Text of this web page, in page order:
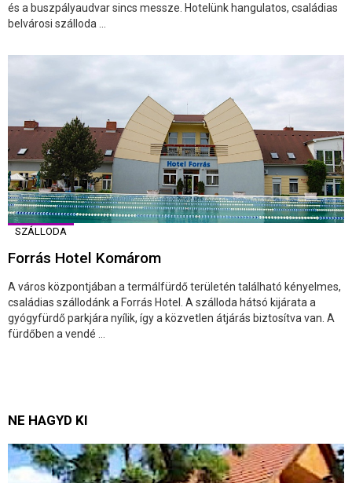
és a buszpályaudvar sincs messze. Hotelünk hangulatos, családias
belvárosi szálloda ...
SZÁLLODA
Forrás Hotel Komárom
A város központjában a termálfürdő területén található kényelmes,
családias szállodánk a Forrás Hotel. A szálloda hátsó kijárata a
gyógyfürdő parkjára nyílik, így a közvetlen átjárás biztosítva van. A
fürdőben a vendé ...
NE HAGYD KI